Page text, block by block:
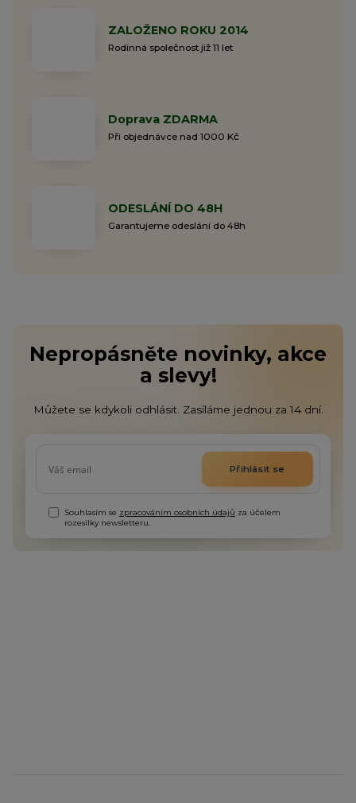
ZALOŽENO ROKU 2014
Rodinná společnost již 11 let
Doprava ZDARMA
Při objednávce nad 1000 Kč
ODESLÁNÍ DO 48H
Garantujeme odeslání do 48h
Nepropásněte novinky, akce
a slevy!
Můžete se kdykoli odhlásit. Zasíláme jednou za 14 dní.
Přihlásit se
Souhlasím se zpracováním osobních údajů za účelem
rozesílky newsletteru.